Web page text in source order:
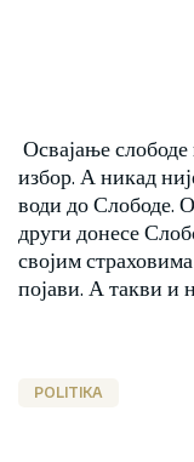
Освајање
избор. А никад
води до Слободе.
други донесе
својим
појави. А такви и
POLITIKA